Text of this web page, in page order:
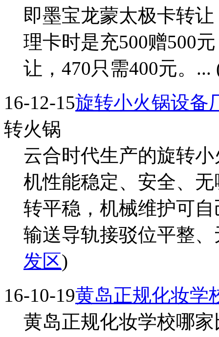
即墨宝龙蒙太极卡转
理卡时是充500赠500
让，470只需400元。...
16-12-15旋转小火锅设备
转火锅
云合时代生产的旋转
机性能稳定、安全、
转平稳，机械维护可
输送导轨接驳位平整
发区)
16-10-19黄岛正规化妆学
黄岛正规化妆学校哪